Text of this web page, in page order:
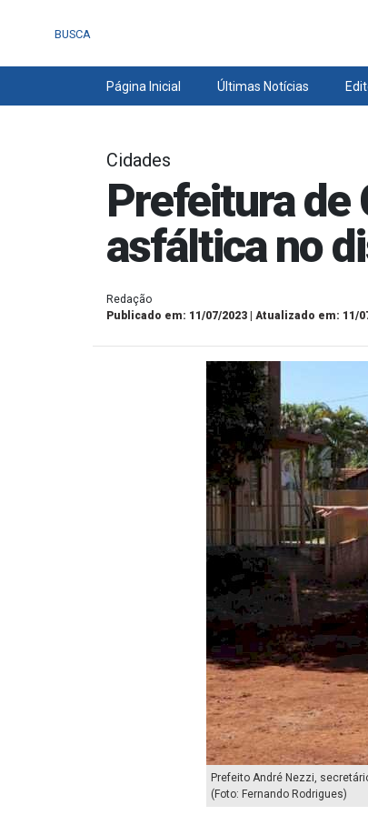
BUSCA
Página Inicial Últimas Notícias
Cidades
Prefeitura de
asfáltica no
Redação
Publicado em: 11/07/2023 | Atualizado em: 11/
Prefeito André Nezzi,
(Foto: Fernando Rodrigues)